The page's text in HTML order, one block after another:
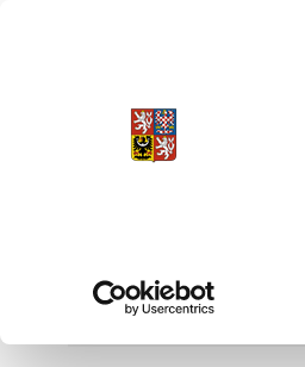
ZVOLTE SI OBLAST:
SOCIÁLNÍ DIALOG